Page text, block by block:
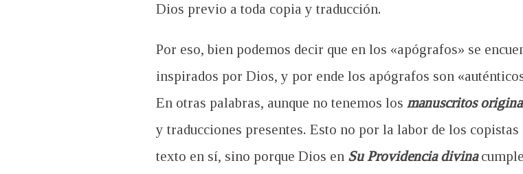
Dios previo a toda copia y traducción.
Por eso, bien podemos decir que en los «apógrafos» se
inspirados por Dios, y por ende los apógrafos son
En otras palabras, aunque no tenemos los manuscritos
y traducciones presentes. Esto no por la labor de los
texto en sí, sino porque Dios en Su Providencia divinacumple